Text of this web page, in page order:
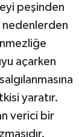
peşinden
nedenlerden
açarken
yaratır.
verici bir